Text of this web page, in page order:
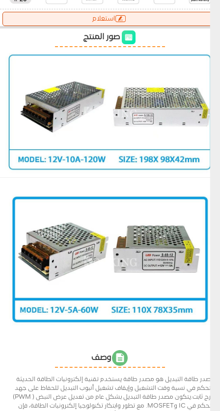
استعلام
صور المنتج
وصف
مصدر طاقة التبديل هو مصدر طاقة يستخدم تقنية إلكترونيات الطاقة الحديثة
للتحكم في نسبة وقت التشغيل وإيقاف تشغيل أنبوب التبديل للحفاظ على جهد
خرج ثابت.يتكون مصدر طاقة التبديل بشكل عام من تعديل عرض النبض ( PWM)
التحكم في IC وMOSFET. مع تطور وابتكار تكنولوجيا إلكترونيات الطاقة، فإن